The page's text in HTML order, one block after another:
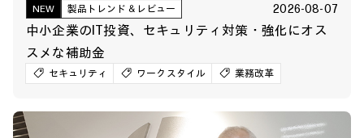
NEW 製品トレンド＆レビュー 2026-08-07
中小企業のIT投資、セキュリティ対策・強化にオス
スメな補助金
セキュリティ ワークスタイル 業務改革